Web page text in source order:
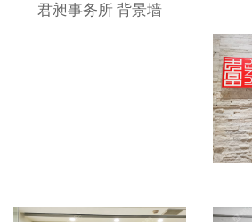
君昶事务所 背景墙